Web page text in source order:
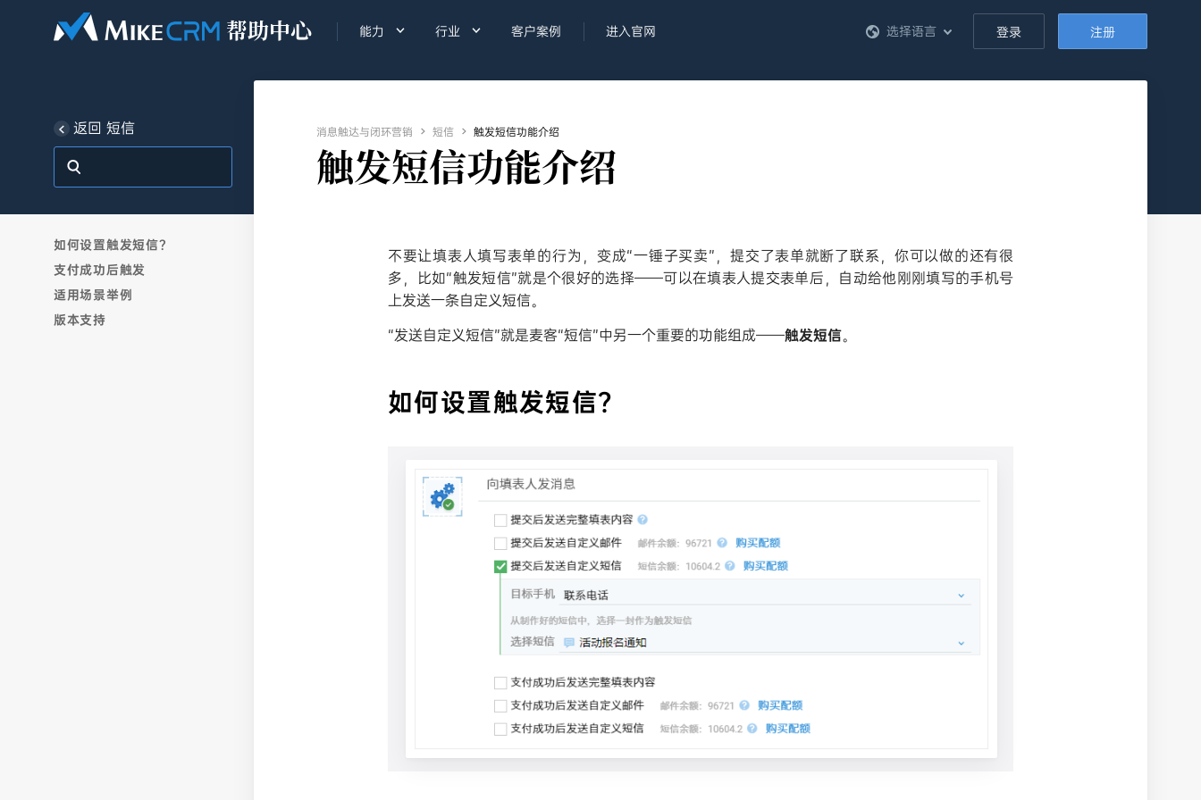
能力  行业  客户案例 进入官网 登录 注册
选择语言
返回 短信
如何设置触发短信？
支付成功后触发
适用场景举例
版本支持
消息触达与闭环营销  短信  触发短信功能介绍
触发短信功能介绍
不要让填表人填写表单的行为，变成“一锤子买卖”，提交了表单就断了联系，你可以做的还有很
多，比如“触发短信”就是个很好的选择——可以在填表人提交表单后，自动给他刚刚填写的手机号
上发送一条自定义短信。
“发送自定义短信”就是麦客“短信”中另一个重要的功能组成——触发短信。
如何设置触发短信？